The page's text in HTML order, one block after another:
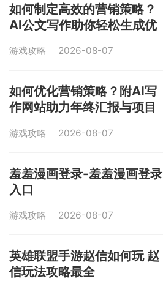
如何制定高效的营销策略？
AI公文写作助你轻松生成优
游戏攻略 2026-08-07
如何优化营销策略？附AI写
作网站助力年终汇报与项目
游戏攻略 2026-08-07
羞羞漫画登录-羞羞漫画登录
入口
游戏攻略 2026-08-07
英雄联盟手游赵信如何玩 赵
信玩法攻略最全